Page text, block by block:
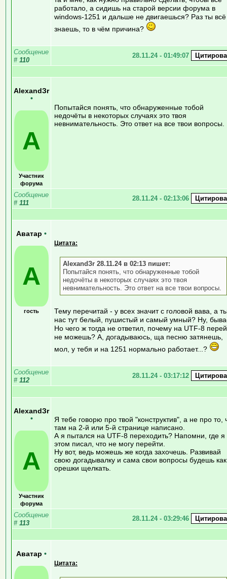
работало, а сидишь на старой версии форума в
windows-1251 и дальше не двигаешься? Раз ты всё
знаешь, то в чём причина?
Сообщение
# 110
28.11.24 - 01:49:07
AlexandЗr
•
A
Участник
форума
Попытайся понять, что обнаруженные тобой
недочёты в некоторых случаях это твоя
невнимательность. Это ответ на все твои вопросы.
Сообщение
# 111
28.11.24 - 02:13:06
Аватар •
А
гость
Цитата:
AlexandЗr 28.11.24 в 02:13 пишет:
Попытайся понять, что обнаруженные тобой
недочёты в некоторых случаях это твоя
невнимательность. Это ответ на все твои вопросы.
Тему перечитай - у всех значит с головой вава, а
нас тут белый, пушистый и самый умный? Ну,
Но чего ж тогда не ответил, почему на UTF-8
не можешь? А, догадываюсь, ща песню затянешь,
мол, у тебя и на 1251 нормально работает...?
Сообщение
# 112
28.11.24 - 03:17:12
AlexandЗr
•
A
Участник
форума
Я тебе говорю про твой "конструктив", а не про то,
там на 2-й или 5-й странице написано.
А я пытался на UTF-8 переходить? Напомни, где я
этом писал, что не могу перейти.
Ну вот, ведь можешь же когда захочешь. Развивай
свою догадывалку и сама свои вопросы будешь как
орешки щелкать.
Сообщение
# 113
28.11.24 - 03:29:46
Аватар •
Цитата: